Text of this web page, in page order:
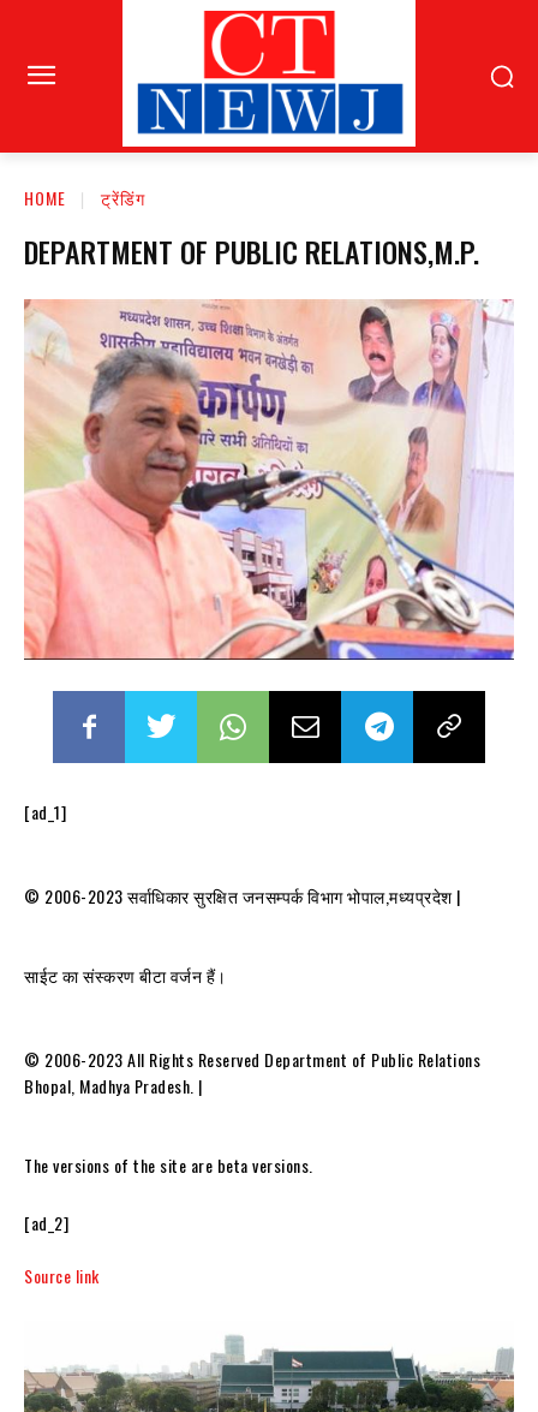
HOME ट्रेंडिंग
DEPARTMENT OF PUBLIC RELATIONS,M.P.
[ad_1]
© 2006-2023 सर्वाधिकार सुरक्षित जनसम्पर्क विभाग भोपाल,मध्यप्रदेश |
साईट का संस्करण बीटा वर्जन हैं।
© 2006-2023 All Rights Reserved Department of Public Relations
Bhopal, Madhya Pradesh. |
The versions of the site are beta versions.
[ad_2]
Source link